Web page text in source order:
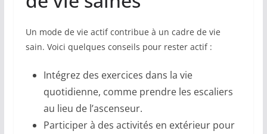
Un mode de vie actif contribue à un cadre de vie
sain. Voici quelques conseils pour rester actif :
Intégrez des exercices dans la vie
quotidienne, comme prendre les escaliers
au lieu de l’ascenseur.
Participer à des activités en extérieur pour